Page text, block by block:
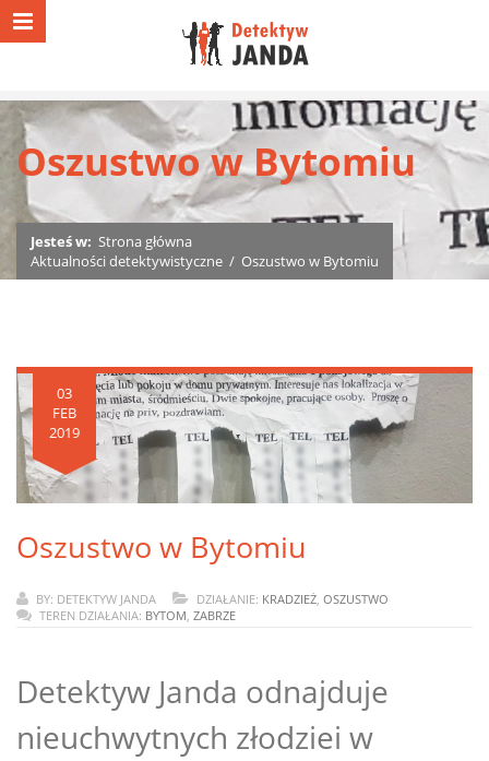
Oszustwo w Bytomiu
Jesteś w: Strona główna
Aktualności detektywistyczne / Oszustwo w Bytomiu
03
FEB
2019
Oszustwo w Bytomiu
BY: DETEKTYW JANDA DZIAŁANIE: KRADZIEŻ, OSZUSTWO
TEREN DZIAŁANIA: BYTOM, ZABRZE
Detektyw Janda odnajduje
nieuchwytnych złodziei w